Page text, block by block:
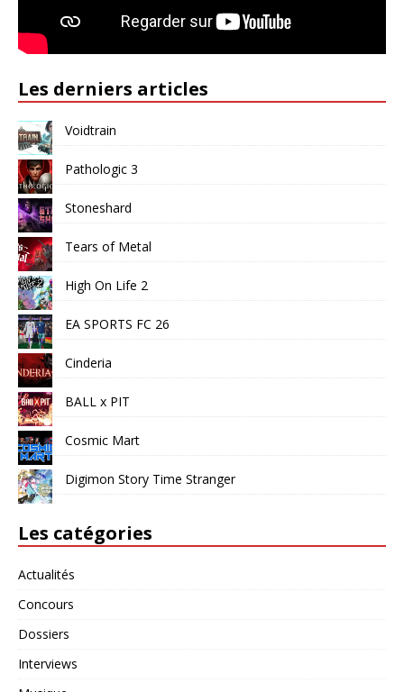
Les derniers articles
Voidtrain
Pathologic 3
Stoneshard
Tears of Metal
High On Life 2
EA SPORTS FC 26
Cinderia
BALL x PIT
Cosmic Mart
Digimon Story Time Stranger
Les catégories
Actualités
Concours
Dossiers
Interviews